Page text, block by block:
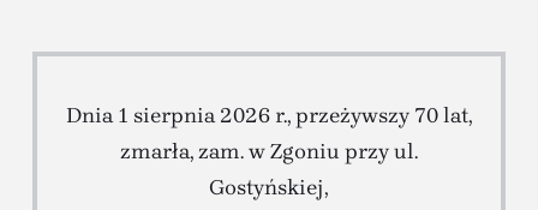
Dnia 1 sierpnia 2026 r., przeżywszy 70 lat,
zmarła, zam. w Zgoniu przy ul.
Gostyńskiej,